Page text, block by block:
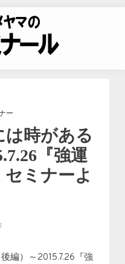
｜風水
学・易
立命講
ー
時がある
『強運
ミナーよ
編）～2015.7.26『強